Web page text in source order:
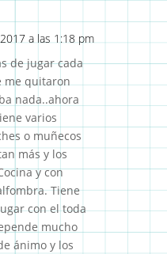
a las 1:18 pm
de jugar cada
me quitaron
nada..ahora
varios
o muñecos
más y los
y con
Tiene
con el toda
mucho
ánimo y los